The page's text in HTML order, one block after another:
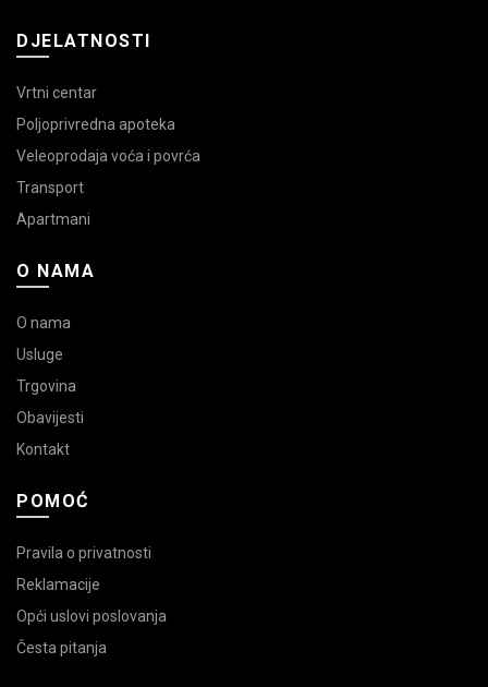
DJELATNOSTI
Vrtni centar
Poljoprivredna apoteka
Veleoprodaja voća i povrća
Transport
Apartmani
O NAMA
O nama
Usluge
Trgovina
Obavijesti
Kontakt
POMOĆ
Pravila o privatnosti
Reklamacije
Opći uslovi poslovanja
Česta pitanja